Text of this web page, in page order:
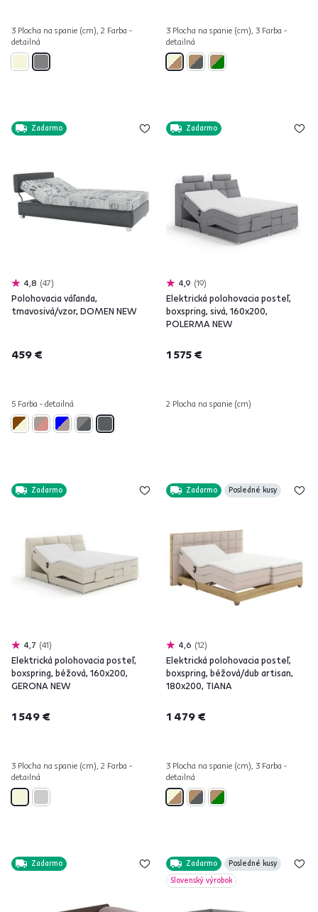
3 Plocha na spanie (cm), 2 Farba -
detailná
3 Plocha na spanie (cm), 3 Farba -
detailná
Zadarmo
4,8 47
Polohovacia váľanda,
tmavosivá/vzor, DOMEN NEW
459 €
5 Farba - detailná
Zadarmo
4,9 19
Elektrická polohovacia posteľ,
boxspring, sivá, 160x200,
POLERMA NEW
1 575 €
2 Plocha na spanie (cm)
Zadarmo
4,7 41
Elektrická polohovacia posteľ,
boxspring, béžová, 160x200,
GERONA NEW
1 549 €
3 Plocha na spanie (cm), 2 Farba -
detailná
Zadarmo Posledné kusy
4,6 12
Elektrická polohovacia posteľ,
boxspring, béžová/dub artisan,
180x200, TIANA
1 479 €
3 Plocha na spanie (cm), 3 Farba -
detailná
Zadarmo Zadarmo
Posledné kusy
Slovenský výrobok